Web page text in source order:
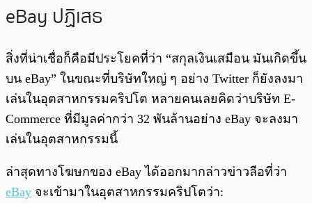
eBay ปฏิเสธ
สิ่งที่น่าเชื่อก็คือมีประโยคที่ว่า “สกุลเงินเสมือน มันเกิดขึ้น
บน eBay” ในขณะที่บริษัทใหญ่ ๆ อย่าง Twitter ก็ยังลงมา
เล่นในอุตสาหกรรมคริปโต หลายคนเลยคิดว่าบริษัท E-
Commerce ที่มีมูลค่ากว่า 32 พันล้านอย่าง eBay จะลงมา
เล่นในอุตสาหกรรมนี้
ล่าสุดทางโฆษกของ eBay ได้ออกมากล่าวข่าวลือที่ว่า
eBay จะเข้ามาในอุตสาหกรรมคริปโตว่า: